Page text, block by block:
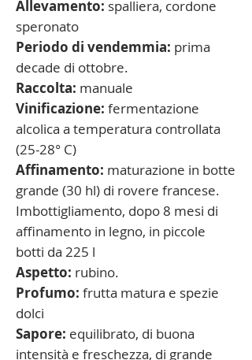
Allevamento: spalliera, cordone
speronato
Periodo di vendemmia: prima
decade di ottobre.
Raccolta: manuale
Vinificazione: fermentazione
alcolica a temperatura controllata
(25-28° C)
Affinamento: maturazione in botte
grande (30 hl) di rovere francese.
Imbottigliamento, dopo 8 mesi di
affinamento in legno, in piccole
botti da 225 l
Aspetto: rubino.
Profumo: frutta matura e spezie
dolci
Sapore: equilibrato, di buona
intensità e freschezza, di grande